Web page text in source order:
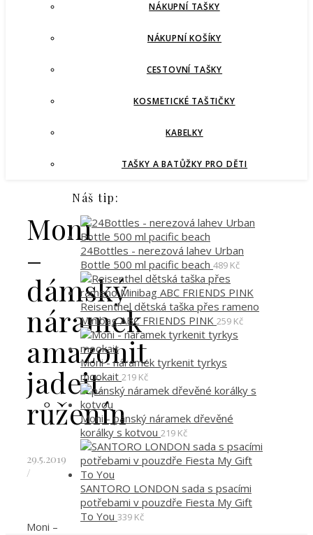
NÁKUPNÍ TAŠKY
NÁKUPNÍ KOŠÍKY
CESTOVNÍ TAŠKY
KOSMETICKÉ TAŠTIČKY
KABELKY
TAŠKY A BATŮŽKY PRO DĚTI
Moni
–
dámský
náramek
amazonit
jadeit
růženín
29.5.2019
/
Moni –
Náš tip:
24Bottles - nerezová lahev Urban
Bottle 500 ml pacific beach 489 Kč
Reisenthel dětská taška přes rameno
Minibag ABC FRIENDS PINK 259 Kč
Moni - náramek tyrkenit tyrkys
mookait 219 Kč
Moni - pánský náramek dřevěné
korálky s kotvou 219 Kč
SANTORO LONDON sada s psacími
potřebami v pouzdře Fiesta My Gift
To You 339 Kč